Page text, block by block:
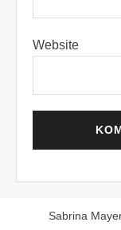
Website
Sabrina